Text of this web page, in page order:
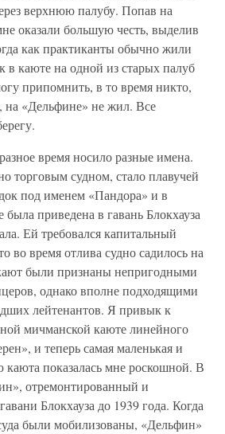
верхнюю палубу. Попав на
оказали большую честь, выделив
как практиканты обычно жили
в каюте на одной из старых палуб
припомнить, в то время никто,
на «Дельфине» не жил. Все
время носило разные имена.
торговым судном, стало плавучей
под именем «Пандора» и в
была приведена в гавань Блокхауза
Ей требовался капитальный
во время отлива судно садилось на
были признаны непригодными
однако вполне подходящими
лейтенантов. Я привык к
мичманской каюте линейного
и теперь самая маленькая и
показалась мне роскошной. В
отремонтированный и
Блокхауза до 1939 года. Когда
были мобилизованы, «Дельфин»